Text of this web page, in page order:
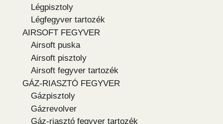
Légpisztoly
Légfegyver tartozék
AIRSOFT FEGYVER
Airsoft puska
Airsoft pisztoly
Airsoft fegyver tartozék
GÁZ-RIASZTÓ FEGYVER
Gázpisztoly
Gázrevolver
Gáz-riasztó fegyver tartozék